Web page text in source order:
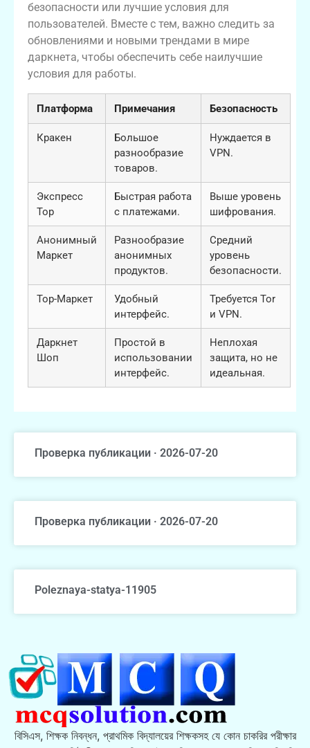
безопасности или лучшие условия для
пользователей. Вместе с тем, важно следить за
обновлениями и новыми трендами в мире
даркнета, чтобы обеспечить себе наилучшие
условия для работы.
Платформа Примечания Безопасность
Кракен
Большое
разнообразие
товаров.
Нуждается в
VPN.
Экспресс
Тор
Быстрая работа
с платежами.
Выше уровень
шифрования.
Анонимный
Маркет
Разнообразие
анонимных
продуктов.
Средний
уровень
безопасности.
Тор-Маркет
Удобный
интерфейс.
Требуется Tor
и VPN.
Даркнет
Шоп
Простой в
использовании
интерфейс.
Неплохая
защита, но не
идеальная.
Проверка публикации · 2026-07-20
Проверка публикации · 2026-07-20
Poleznaya-statya-11905
বিসিএস, শিক্ষক নিবন্ধন, প্রাথমিক বিদ্যালয়ের শিক্ষকসহ যে কোন চাকরির পরীক্ষার